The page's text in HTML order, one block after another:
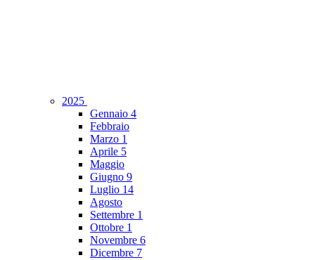
2025
Gennaio 4
Febbraio
Marzo 1
Aprile 5
Maggio
Giugno 9
Luglio 14
Agosto
Settembre 1
Ottobre 1
Novembre 6
Dicembre 7